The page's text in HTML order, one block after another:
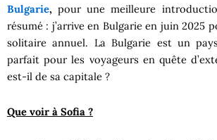
Bulgarie,pour une meilleure
résumé : j’arrive en Bulgarie en juin 2025
solitaire annuel. La Bulgarie est un
parfait pour les voyageurs en quête
est-il de sa capitale ?
Que voir à Sofia ?